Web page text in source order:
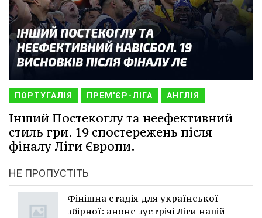
ПОРТУГАЛІЯ ПРЕМ'ЄР-ЛІГА АНГЛІЯ
Інший Постекоглу та неефективний
стиль гри. 19 спостережень після
фіналу Ліги Європи.
НЕ ПРОПУСТІТЬ
Фінішна стадія для української
збірної: анонс зустрічі Ліги націй